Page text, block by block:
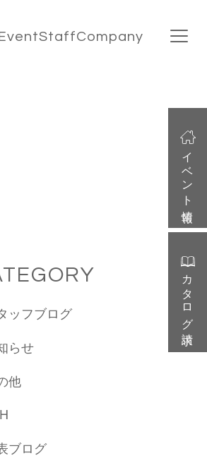
EventStaffCompany
ッフブログ
らせ
他
ブログ
イベント情報
カタログ請求